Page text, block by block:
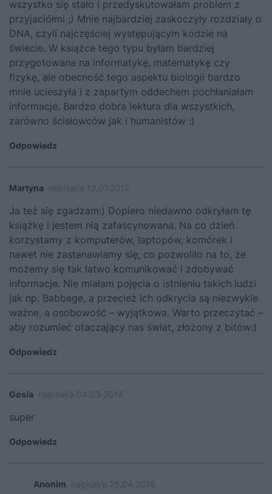
wszystko się stało i przedyskutowałam problem z
przyjaciółmi ;) Mnie najbardziej zaskoczyły rozdziały o
DNA, czyli najczęściej występującym kodzie na
świecie. W książce tego typu byłam bardziej
przygotowana na informatykę, matematykę czy
fizykę, ale obecność tego aspektu biologii bardzo
mnie ucieszyła i z zapartym oddechem pochłaniałam
informacje. Bardzo dobra lektura dla wszystkich,
zarówno ścisłowców jak i humanistów :)
Odpowiedz
Martyna
Ja też się zgadzam:) Dopiero niedawno odkryłam tę
książkę i jestem nią zafascynowana. Na co dzień
korzystamy z komputerów, laptopów, komórek i
nawet nie zastanawiamy się, co pozwoliło na to, że
możemy się tak łatwo komunikować i zdobywać
informacje. Nie miałam pojęcia o istnieniu takich ludzi
jak np. Babbage, a przecież ich odkrycia są niezwykle
ważne, a osobowość – wyjątkowa. Warto przeczytać –
aby rozumieć otaczający nas świat, złożony z bitów:)
Odpowiedz
Gosia
super
Odpowiedz
Anonim